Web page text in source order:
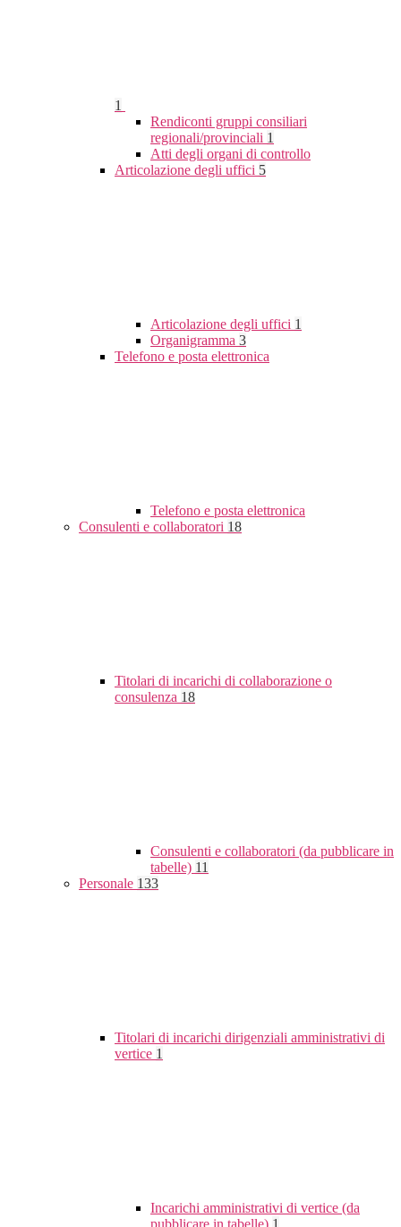
1
Rendiconti gruppi consiliari
regionali/provinciali 1
Atti degli organi di controllo
Articolazione degli uffici 5
Articolazione degli uffici 1
Organigramma 3
Telefono e posta elettronica
Telefono e posta elettronica
Consulenti e collaboratori 18
Titolari di incarichi di collaborazione o
consulenza 18
Consulenti e collaboratori (da pubblicare in
tabelle) 11
Personale 133
Titolari di incarichi dirigenziali amministrativi di
vertice 1
Incarichi amministrativi di vertice (da